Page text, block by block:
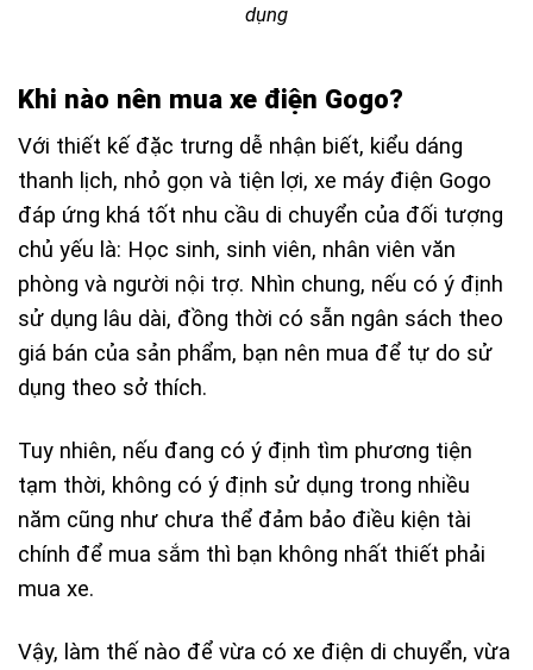
dụng
Khi nào nên mua xe điện Gogo?
Với thiết kế đặc trưng dễ nhận biết, kiểu dáng
thanh lịch, nhỏ gọn và tiện lợi, xe máy điện Gogo
đáp ứng khá tốt nhu cầu di chuyển của đối tượng
chủ yếu là: Học sinh, sinh viên, nhân viên văn
phòng và người nội trợ. Nhìn chung, nếu có ý định
sử dụng lâu dài, đồng thời có sẵn ngân sách theo
giá bán của sản phẩm, bạn nên mua để tự do sử
dụng theo sở thích.
Tuy nhiên, nếu đang có ý định tìm phương tiện
tạm thời, không có ý định sử dụng trong nhiều
năm cũng như chưa thể đảm bảo điều kiện tài
chính để mua sắm thì bạn không nhất thiết phải
mua xe.
Vậy, làm thế nào để vừa có xe điện di chuyển, vừa